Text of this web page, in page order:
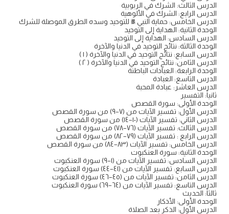
الدرس الثالث: الشرك في الربوبية
الدرس الرابع: الشرك في الألوهية
الدرس الخامس: حماية النبي ﷺ للتوحيد وسده الطرق الموصلة للشرك
الوحدة الثانية: الهداية إلى التوحيد
الدرس السادس: الهداية إلى التوحيد
الوحدة الثالثة: نتائج التوحيد في الدنيا والآخرة
الدرس السابع: نتائج التوحيد في الدنيا والآخرة ( ١ )
الدرس الثامن: نتائج التوحيد في الدنيا والآخرة ( ٢ )
الوحدة الرابعة: العبادات الباطنة
الدرس التاسع: العبادة
الدرس العاشر: عبادة المحبة
ثانياً: التفسير
الوحدة الأولى: سورة القصص
الدرس الأول: تفسير الآيات من (۷–۹) من سورة القصص
الدرس الثاني: تفسير الآيات (١٠–١٤) من سورة القصص
الدرس الثالث: تفسير الآيات (٧٦–۷۸) من سورة القصص
الدرس الرابع : تفسير الآيات (۷۹–۸۲) من سورة القصص
الدرس الخامس: تفسير الآيات (۸۳–٨٤) من سورة القصص
الوحدة الثانية: سورة العنكبوت
الدرس السادس: تفسير الآيات من (١–٩) سورة العنكبوت
الدرس السابع: تفسير الآيات من (٤١–٤٤) سورة العنكبوت
الدرس الثامن: تفسير الآيات من (٤٥–٤٦) سورة العنكبوت
الدرس التاسع: تفسير الآيات من (٦٤–٦٩) سورة العنكبوت
ثالثاً: الحديث
الوحدة الأولى: الأذكار
الدرس الأول: الذكر بعد الصلاة